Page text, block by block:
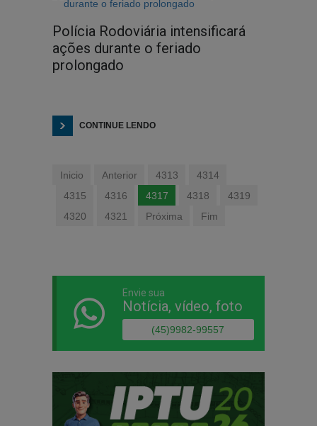
Polícia Rodoviária intensificará
ações durante o feriado
prolongado
CONTINUE LENDO
Inicio Anterior 4313
4314
4315
4316 4317 4318
4319
4320
4321 Próxima Fim
Envie sua
Notícia, vídeo, foto
(45)9982-99557